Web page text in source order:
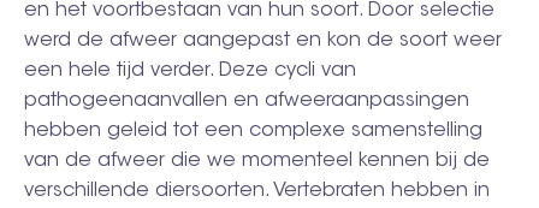
en het voortbestaan van hun soort. Door selectie
werd de afweer aangepast en kon de soort weer
een hele tijd verder. Deze cycli van
pathogeenaanvallen en afweeraanpassingen
hebben geleid tot een complexe samenstelling
van de afweer die we momenteel kennen bij de
verschillende diersoorten. Vertebraten hebben in